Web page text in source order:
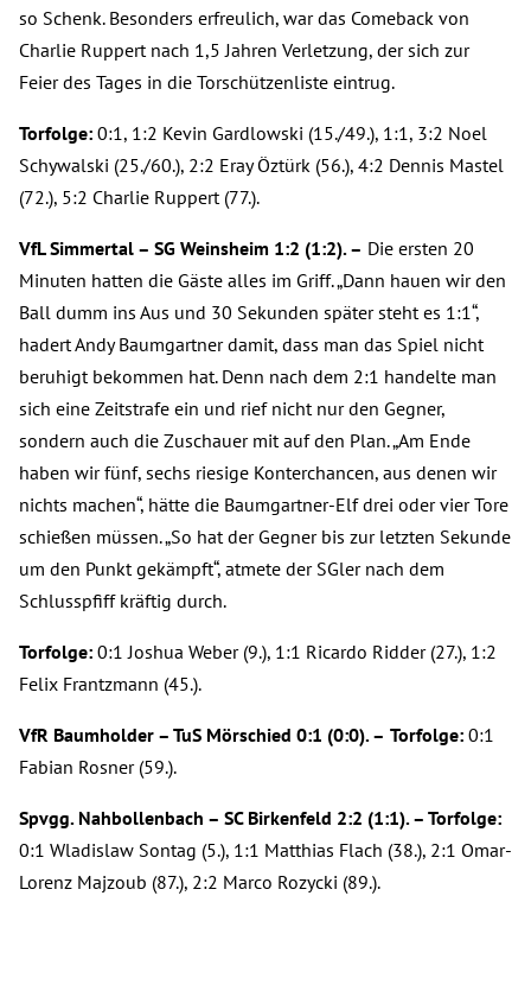
so Schenk. Besonders erfreulich, war das Comeback von
Charlie Ruppert nach 1,5 Jahren Verletzung, der sich zur
Feier des Tages in die Torschützenliste eintrug.
Torfolge: 0:1, 1:2 Kevin Gardlowski (15./49.), 1:1, 3:2 Noel
Schywalski (25./60.), 2:2 Eray Öztürk (56.), 4:2 Dennis Mastel
(72.), 5:2 Charlie Ruppert (77.).
VfL Simmertal – SG Weinsheim 1:2 (1:2). – Die ersten 20
Minuten hatten die Gäste alles im Griff. „Dann hauen wir den
Ball dumm ins Aus und 30 Sekunden später steht es 1:1“,
hadert Andy Baumgartner damit, dass man das Spiel nicht
beruhigt bekommen hat. Denn nach dem 2:1 handelte man
sich eine Zeitstrafe ein und rief nicht nur den Gegner,
sondern auch die Zuschauer mit auf den Plan. „Am Ende
haben wir fünf, sechs riesige Konterchancen, aus denen wir
nichts machen“, hätte die Baumgartner-Elf drei oder vier Tore
schießen müssen. „So hat der Gegner bis zur letzten Sekunde
um den Punkt gekämpft“, atmete der SGler nach dem
Schlusspfiff kräftig durch.
Torfolge: 0:1 Joshua Weber (9.), 1:1 Ricardo Ridder (27.), 1:2
Felix Frantzmann (45.).
VfR Baumholder – TuS Mörschied 0:1 (0:0). – Torfolge: 0:1
Fabian Rosner (59.).
Spvgg. Nahbollenbach – SC Birkenfeld 2:2 (1:1). – Torfolge:
0:1 Wladislaw Sontag (5.), 1:1 Matthias Flach (38.), 2:1 Omar-
Lorenz Majzoub (87.), 2:2 Marco Rozycki (89.).